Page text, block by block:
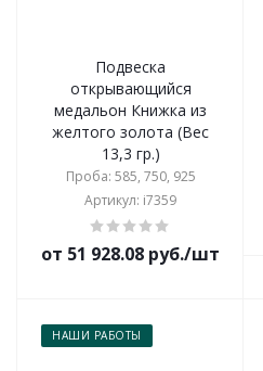
Подвеска
открывающийся
медальон Книжка из
желтого золота (Вес
13,3 гр.)
Проба: 585, 750, 925
Артикул: i7359
от 51 928.08 руб./шт
НАШИ РАБОТЫ